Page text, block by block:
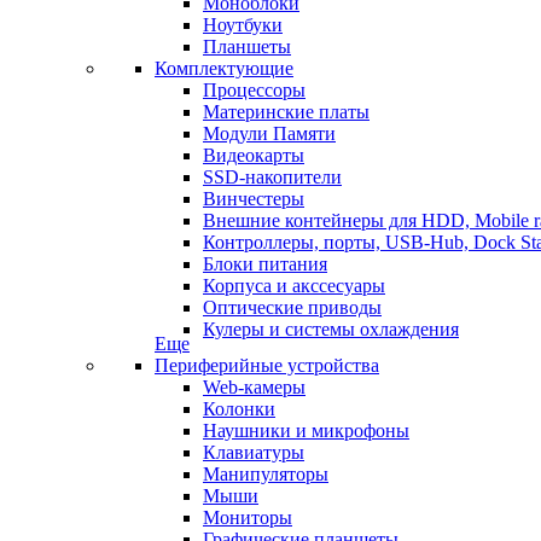
Ноутбуки
Планшеты
Комплектующие
Процессоры
Материнские платы
Модули Памяти
Видеокарты
SSD-накопители
Винчестеры
Внешние контейнеры для HDD, Mobile
Контроллеры, порты, USB-Hub, Dock
Блоки питания
Корпуса и акссесуары
Оптические приводы
Кулеры и системы охлаждения
Еще
Периферийные устройства
Web-камеры
Колонки
Наушники и микрофоны
Клавиатуры
Манипуляторы
Мыши
Мониторы